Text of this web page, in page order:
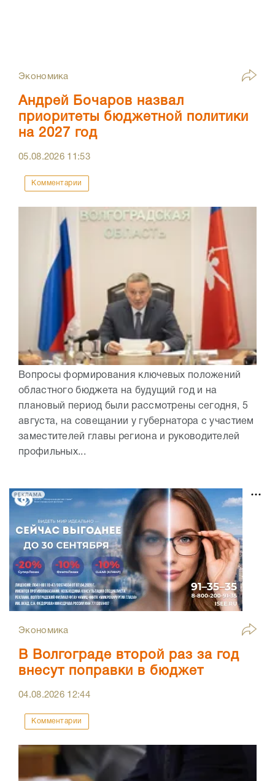
Экономика
Андрей Бочаров назвал
приоритеты бюджетной политики
на 2027 год
05.08.2026 11:53
Комментарии
Вопросы формирования ключевых положений
областного бюджета на будущий год и на
плановый период были рассмотрены сегодня, 5
августа, на совещании у губернатора с участием
заместителей главы региона и руководителей
профильных...
РЕКЛАМА
Экономика
В Волгограде второй раз за год
внесут поправки в бюджет
04.08.2026 12:44
Комментарии